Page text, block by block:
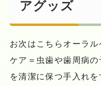
アグッズ
お次はこちらオーラ
ケア＝虫歯や歯周病
を清潔に保つ手入れを